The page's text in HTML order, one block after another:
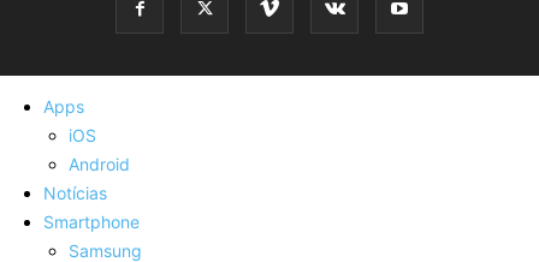
Apps
iOS
Android
Notícias
Smartphone
Samsung